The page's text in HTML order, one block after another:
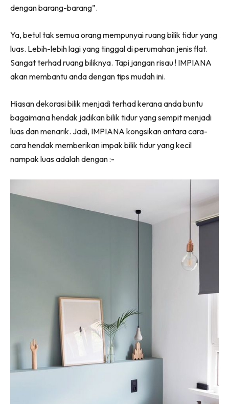
Impiana Makeover
Destinasi
Hotel
Kafe
Hartanah
Landed
Video
Beli Di Mana
Ilham Impiana 360
Impiana TV
Tip Impiana
Hub Ideaktiv
dengan barang-barang”.
Ya, betul tak semua orang mempunyai ruang bilik tidur yang
luas. Lebih-lebih lagi yang tinggal di perumahan jenis flat.
Sangat terhad ruang biliknya. Tapi jangan risau ! IMPIANA
akan membantu anda dengan tips mudah ini.
Hiasan dekorasi bilik menjadi terhad kerana anda buntu
bagaimana hendak jadikan bilik tidur yang sempit menjadi
luas dan menarik. Jadi, IMPIANA kongsikan antara cara-
cara hendak memberikan impak bilik tidur yang kecil
nampak luas adalah dengan :-